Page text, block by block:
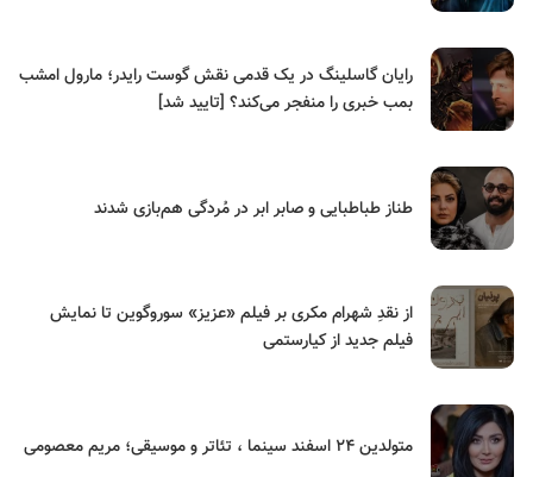
رایان گاسلینگ در یک قدمی نقش گوست رایدر؛ مارول امشب
بمب خبری را منفجر می‌کند؟ [تایید شد]
طناز طباطبایی و صابر ابر در مُردگی هم‌بازی شدند
از نقدِ شهرام مکری بر فیلم «عزیز» سوروگوین تا نمایش
فیلم جدید از کیارستمی
متولدین ۲۴ اسفند سینما ، تئاتر و موسیقی؛ مریم معصومی